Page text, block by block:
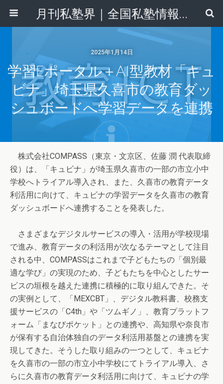
月刊私塾界｜全国私塾情報センター
2025年1月14日
学習eポータル＋AI型教材「キュ
ビナ」埼玉県久喜市の教育ダッ
シュボードへ学習データを連携
株式会社COMPASS（東京・文京区、佐藤 潤 代表取締
役）は、「キュビナ」が埼玉県久喜市の一部の市立小中
学校へトライアル導入され、また、久喜市の教育データ
利活用に向けて、キュビナの学習データを久喜市の教育
ダッシュボードへ連携することを発表した。
さまざまなデジタルサービスの導入・活用が学校現場
で進み、教育データの利活用が次なるテーマとして注目
される中、COMPASSはこれまで子どもたちの「個別最
適な学び」の実現のため、子どもたちを中心としたサー
ビスの垣根を越えた連携に積極的に取り組んできた。そ
の実例として、「MEXCBT」、デジタル教科書、校務支
援サービスの「C4th」や「ツムギノ」、教育プラットフ
ォーム「まなびポケット」との連携や、高知県や奈良市
が保有する自治体独自のデータ利活用基盤との連携を実
現してきた。そうした取り組みの一つとして、キュビナ
を久喜市の一部の市立小中学校にてトライアル導入、さ
らに久喜市の教育データ利活用に向けて、キュビナの学